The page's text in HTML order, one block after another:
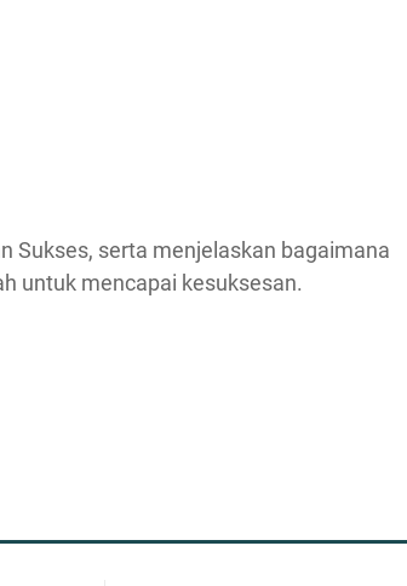
Sukses, serta menjelaskan bagaimana
untuk mencapai kesuksesan.